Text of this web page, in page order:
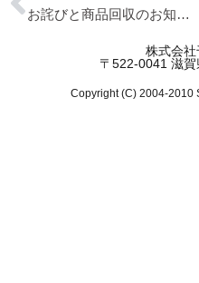
お詫びと商品回収のお知らせ
株式会
〒522-0041 滋
Copyright (C) 2004-2010